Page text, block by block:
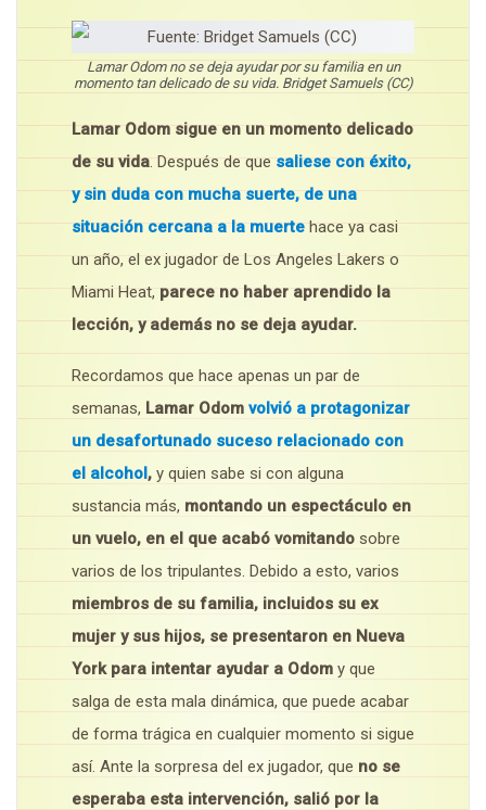
Lamar Odom no se deja ayudar por su familia en un
momento tan delicado de su vida. Bridget Samuels (CC)
Lamar Odom sigue en un momento delicado
de su vida. Después de que saliese con éxito,
y sin duda con mucha suerte, de una
situación cercana a la muerte hace ya casi
un año, el ex jugador de Los Angeles Lakers o
Miami Heat, parece no haber aprendido la
lección, y además no se deja ayudar.
Recordamos que hace apenas un par de
semanas, Lamar Odom volvió a protagonizar
un desafortunado suceso relacionado con
el alcohol, y quien sabe si con alguna
sustancia más, montando un espectáculo en
un vuelo, en el que acabó vomitando sobre
varios de los tripulantes. Debido a esto, varios
miembros de su familia, incluidos su ex
mujer y sus hijos, se presentaron en Nueva
York para intentar ayudar a Odom y que
salga de esta mala dinámica, que puede acabar
de forma trágica en cualquier momento si sigue
así. Ante la sorpresa del ex jugador, que no se
esperaba esta intervención, salió por la